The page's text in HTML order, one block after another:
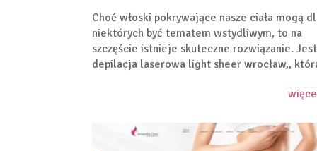
Choć włoski pokrywające nasze ciała mogą
niektórych być tematem wstydliwym, to na
szczęście istnieje skuteczne rozwiązanie.
depilacja laserowa light sheer wrocław,,